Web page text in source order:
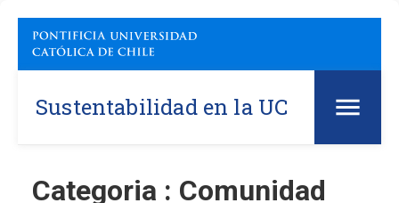
Sustentabilidad en la UC
Categoria : Comunidad